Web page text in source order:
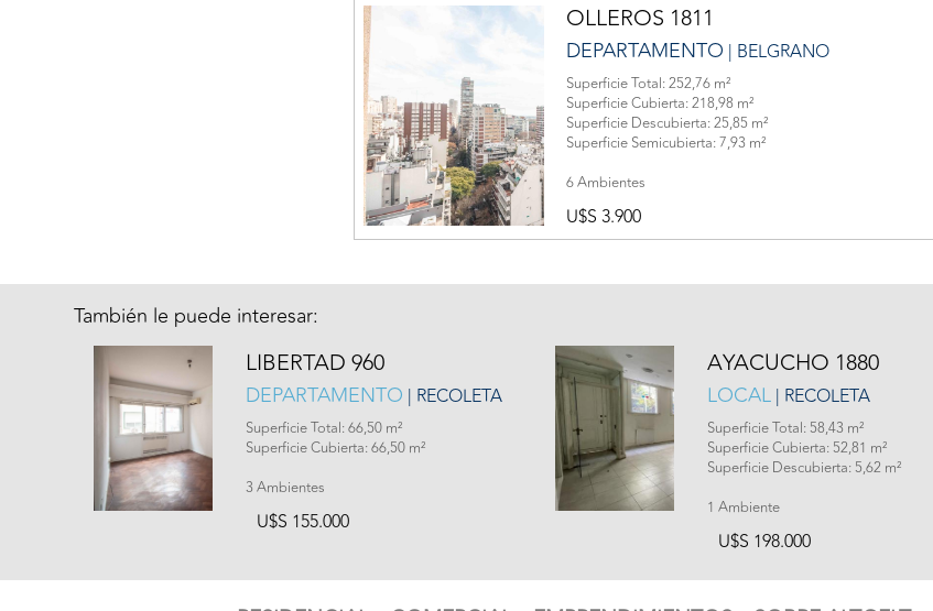
OLLEROS 1811
DEPARTAMENTO | BELGRANO
Superficie Total: 252,76 m²
Superficie Cubierta: 218,98 m²
Superficie Descubierta: 25,85 m²
Superficie Semicubierta: 7,93 m²
6 Ambientes
U$S 3.900
También le puede interesar:
LIBERTAD 960
DEPARTAMENTO | RECOLETA
Superficie Total: 66,50 m²
Superficie Cubierta: 66,50 m²
3 Ambientes
U$S 155.000
AYACUCHO 1880
LOCAL| RECOLETA
Superficie Total: 58,43 m²
Superficie Cubierta: 52,81 m²
Superficie Descubierta: 5,62 m²
1 Ambiente
U$S 198.000